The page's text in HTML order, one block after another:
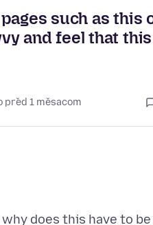
such as this
and feel that
před 1 měsacom